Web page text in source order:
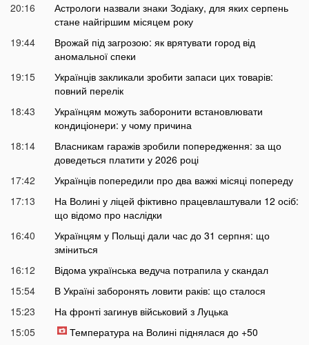
20:16
Астрологи назвали знаки Зодіаку, для яких серпень
стане найгіршим місяцем року
19:44
Врожай під загрозою: як врятувати город від
аномальної спеки
19:15
Українців закликали зробити запаси цих товарів:
повний перелік
18:43
Українцям можуть заборонити встановлювати
кондиціонери: у чому причина
18:14
Власникам гаражів зробили попередження: за що
доведеться платити у 2026 році
17:42
Українців попередили про два важкі місяці попереду
17:13
На Волині у ліцей фіктивно працевлаштували 12 осіб:
що відомо про наслідки
16:40
Українцям у Польщі дали час до 31 серпня: що
зміниться
16:12
Відома українська ведуча потрапила у скандал
15:54
В Україні заборонять ловити раків: що сталося
15:23
На фронті загинув військовий з Луцька
15:05
Температура на Волині піднялася до +50